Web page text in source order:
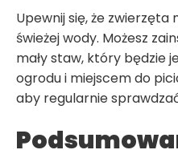
Upewnij się, że
świeżej wody. Możesz
mały staw, który będzie
ogrodu i miejscem do
aby regularnie